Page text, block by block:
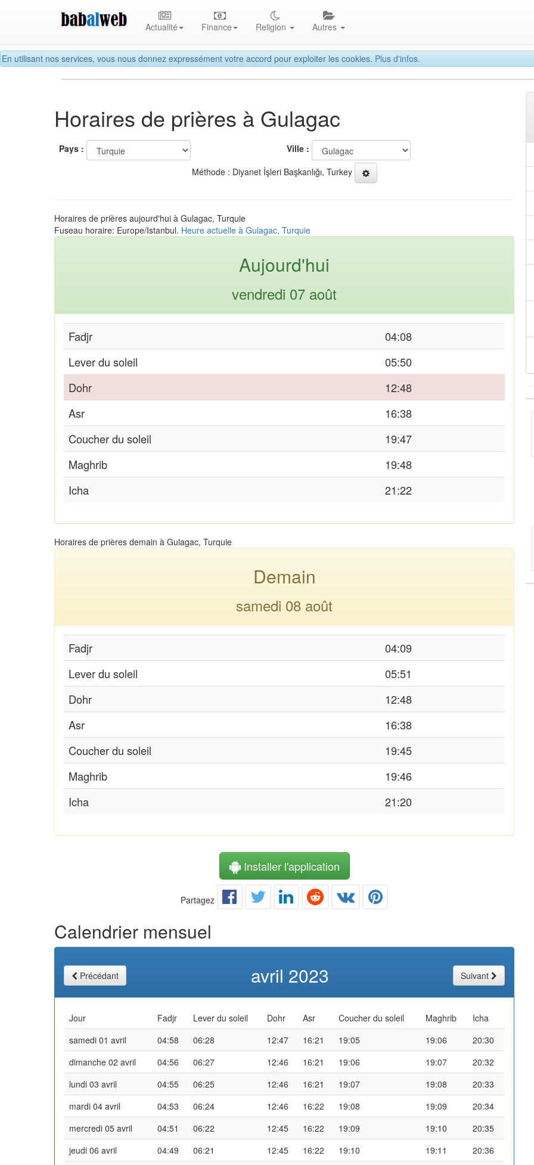
En utilisant nos services, vous nous donnez expressément votre accord pour exploiter les cookies. Plus d'infos.
Actualité Finance Religion Autres
Horaires de prières à Gulagac
Pays :
Ville :
Méthode : Diyanet İşleri Başkanlığı, Turkey
Horaires de prières aujourd'hui à Gulagac, Turquie
Fuseau horaire: Europe/Istanbul. Heure actuelle à Gulagac, Turquie
Aujourd'hui
vendredi 07 août
Fadjr
04:08
Lever du soleil
05:50
Dohr
12:48
Asr
16:38
Coucher du soleil
19:47
Maghrib
19:48
Icha
21:22
Horaires de prières demain à Gulagac, Turquie
Demain
samedi 08 août
Fadjr
04:09
Lever du soleil
05:51
Dohr
12:48
Asr
16:38
Coucher du soleil
19:45
Maghrib
19:46
Icha
21:20
Installer l'application
Partagez
Calendrier mensuel
Précédant avril 2023 Suivant
Jour Fadjr Lever du soleil Dohr Asr Coucher du soleil Maghrib
Icha
samedi 01 avril
04:58 06:28 12:47 16:21 19:05 19:06
20:30
dimanche 02 avril
04:56 06:27 12:46 16:21 19:06 19:07
20:32
lundi 03 avril
04:55 06:25 12:46 16:21 19:07 19:08
20:33
mardi 04 avril
04:53 06:24 12:46 16:22 19:08 19:09
20:34
mercredi 05 avril
04:51 06:22 12:45 16:22 19:09 19:10
20:35
jeudi 06 avril
04:49 06:21 12:45 16:22 19:10 19:11
20:36